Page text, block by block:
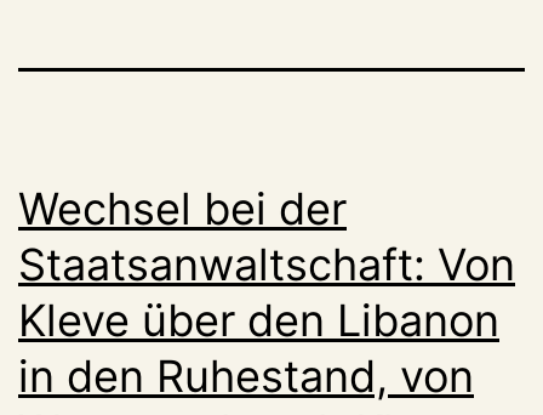
Wechsel bei der
Staatsanwaltschaft: Von
Kleve über den Libanon
in den Ruhestand, von